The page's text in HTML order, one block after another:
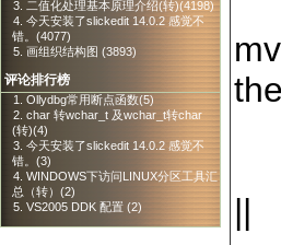
3. 二值化处理基本原理介绍(转)(4198)
4. 今天安装了slickedit 14.0.2 感觉不
错。(4077)
5. 画组织结构图 (3893)
评论排行榜
1. Ollydbg常用断点函数(5)
2. char 转wchar_t 及wchar_t转char
(转)(4)
3. 今天安装了slickedit 14.0.2 感觉不
错。(3)
4. WINDOWS下访问LINUX分区工具汇
总（转）(2)
5. VS2005 DDK 配置 (2)
||